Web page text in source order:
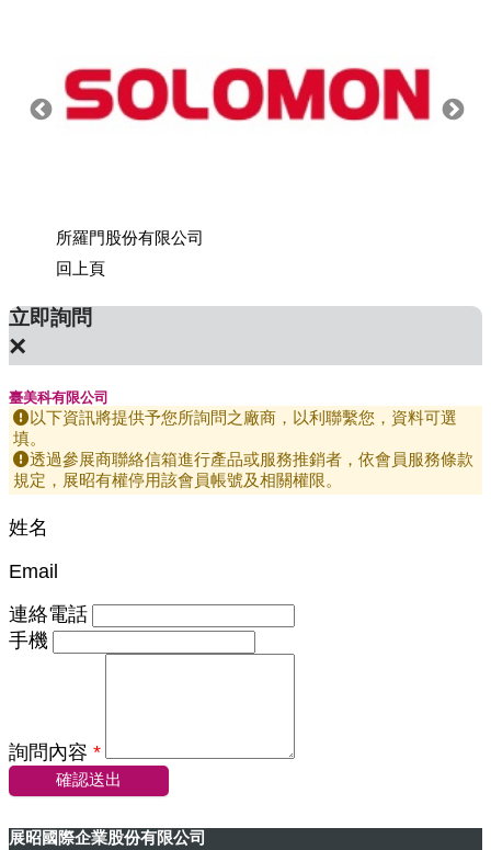
所羅門股份有限公司
回上頁
立即詢問
×
臺美科有限公司
以下資訊將提供予您所詢問之廠商，以利聯繫您，資料可選
填。
透過參展商聯絡信箱進行產品或服務推銷者，依會員服務條款
規定，展昭有權停用該會員帳號及相關權限。
姓名
Email
連絡電話
手機
詢問內容 *
確認送出
展昭國際企業股份有限公司